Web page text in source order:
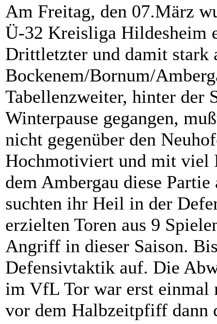
Am Freitag, den 07.März
Ü-32 Kreisliga Hildesheim
Drittletzter und damit stark
Bockenem/Bornum/
Tabellenzweiter, hinter der
Winterpause gegangen,
nicht gegenüber den
Hochmotiviert und mit viel
dem Ambergau diese
suchten ihr Heil in der
erzielten Toren aus 9
Angriff in dieser Saison.
Defensivtaktik auf. Die
im VfL Tor war erst einmal
vor dem Halbzeitpfiff dann